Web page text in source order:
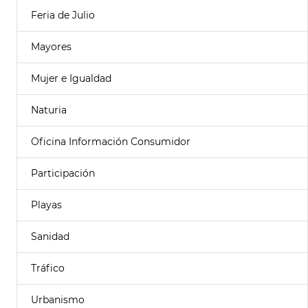
Feria de Julio
Mayores
Mujer e Igualdad
Naturia
Oficina Información Consumidor
Participación
Playas
Sanidad
Tráfico
Urbanismo